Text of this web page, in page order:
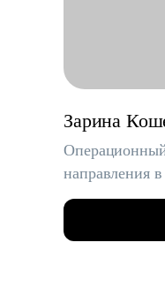
Зарина
направления